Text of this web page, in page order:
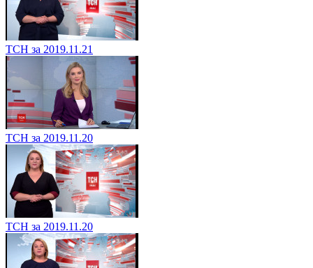
ТСН за 2019.11.21
ТСН за 2019.11.20
ТСН за 2019.11.20